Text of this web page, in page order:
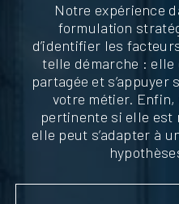
Notre expérience
formulation
d’identifier les
telle démarche :
partagée et
votre métier.
pertinente si elle est
elle peut s’adapter à